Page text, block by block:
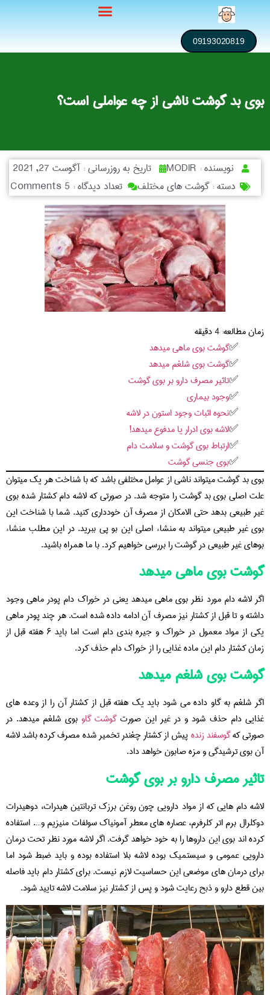
09193020819
بوی بد گوشت ناشی از چه عواملی است؟
نویسنده : تاریخ به روزرسانی :آگوست 27, 2021
دسته :گوشت های مختلف تعداد دیدگاه : 5 Comments
زمان مطالعه:4دقیقه
گوشت بوی ماهی میدهد
گوشت بوی شلغم میدهد
تاثیر مصرف دارو بر بوی گوشت
وجود بیماری
نحوه اثبات وجود استون در لاشه
لاشه بوی ادرار یا مدفوع میدهد!
ارتباط بوی گوشت و سلامت دام
بوی جنسی گوشت
بوی بد گوشت میتواند ناشی از عوامل مختلفی باشد که با شناخت هر یک میتوان
علت اصلی بوی بد گوشت را متوجه شد. در صورتی که لاشه دام کشتار شده بوی
غیر طبیعی بدهد حتی الامکان از مصرف آن خودداری کنید. شما با شناخت این
بوی غیر طبیعی میتواند به منشاء اصلی این بو پی ببرید. در این مطلب منشاء
بوهای غیر طبیعی در گوشت را بررسی خواهیم کرد. با ما همراه باشید.
گوشت بوی ماهی میدهد
اگر لاشه دام مورد نظر بوی ماهی میدهد یعنی در خوراک دام پودر ماهی وجود
داشته و تا قبل از کشتار نیز مصرف آن ادامه داده شده است. هر چند پودر ماهی
یکی از مواد معمول در خوراک و جیره بندی دام است اما باید ۶ هفته قبل از
زمان کشتار دام این ماده غذایی را از خوراک دام حذف کرد.
گوشت بوی شلغم میدهد
اگر شلغم به گاو داده می شود باید یک هفته قبل از کشتار آن را از وعده های
غذایی دام حذف شود و در غیر این صورتگوشت گاو بوی شلغم میدهد. در
صورتی کهگوسفند زندهپیش از کشتار چغندر تخمیر شده مصرف کرده باشد لاشه
آن بوی ترشیدگی و مزه صابون خواهد داد.
تاثیر مصرف دارو بر بوی گوشت
لاشه دام هایی که از مواد دارویی چون روغن برزک تربانتین هیدرات، دوهیدرات
دوکلرال برم اتر کلرفرم، عصاره های معطر آمونیاک سولفات منیزیم و…. استفاده
کرده اند بوی این داروها را به خود خواهد گرفت. اگر لاشه مورد نظر تحت درمان
دارویی عمومی و سیستمیک بوده لاشه بلا استفاده بوده و باید ضبط شود اما
برای درمان های موضعی این حساسیت لازم نیست. برای کشتار دام باید فاصله
بین قطع دارو و ذبح رعایت شود و پس از کشتار نیز سلامت لاشه تایید شود.